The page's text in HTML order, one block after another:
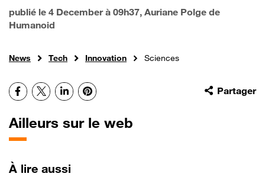
publié le 4 December à 09h37, Auriane Polge de
Humanoid
News Tech Innovation Sciences
Partager
Facebook
X LinkedInPinterest
Ailleurs sur le web
À lire aussi